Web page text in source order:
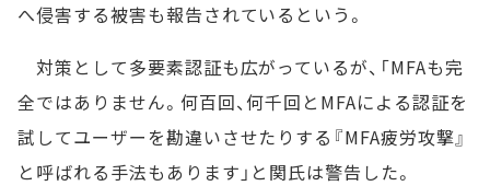
へ侵害する被害も報告されているという。
対策として多要素認証も広がっているが、「MFAも完
全ではありません。何百回、何千回とMFAによる認証を
試してユーザーを勘違いさせたりする『MFA疲労攻撃』
と呼ばれる手法もあります」と関氏は警告した。